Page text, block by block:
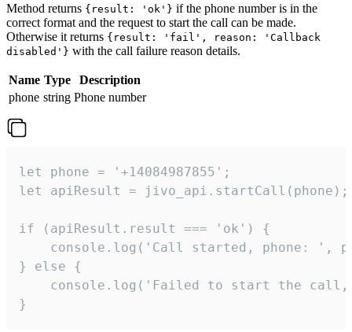
Method returns {result: 'ok'} if the phone number is in the
correct format and the request to start the call can be made.
Otherwise it returns {result: 'fail', reason: 'Callback
disabled'} with the call failure reason details.
Name Type
Description
phone string Phone number
let phone = '+14084987855';
let apiResult = jivo_api.startCall(phone);
if (apiResult.result === 'ok') {
console.log('Call started, phone: ',
} else {
console.log('Failed to start the
}